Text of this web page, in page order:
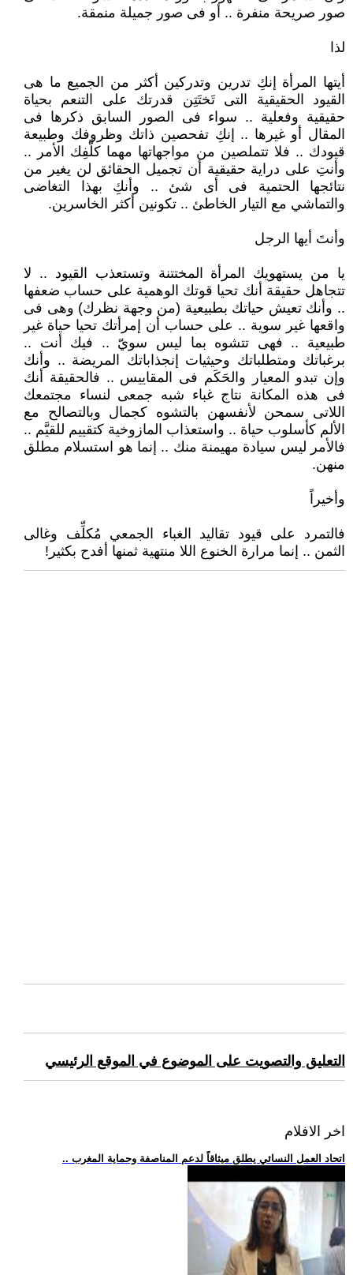
صور صريحة منفرة .. أو فى صور جميلة منمقة.
لذا
أيتها المرأة إنكِ تدرين وتدركين أكثر من الجميع ما هى
القيود الحقيقية التى تَختَتِن قدرتك على التنعم بحياة
حقيقية وفعلية .. سواء فى الصور السابق ذكرها فى
المقال أو غيرها .. إنكِ تفحصين ذاتك وظروفك وطبيعة
قيودك .. فلا تتملصين من مواجهاتها مهما كلَّفِك الأمر ..
وأنتِ على دراية حقيقية أن تجميل الحقائق لن يغير من
نتائجها الحتمية فى أى شئ .. وأنكِ بهذا التغاضى
والتماشي مع التيار الخاطئ .. تكونين أكثر الخاسرين.
وأنتَ أيها الرجل
يا من يستهويك المرأة المختتنة وتستعذب القيود .. لا
تتجاهل حقيقة أنك تحيا قوتك الوهمية على حساب ضعفها
.. وأنك تعيش حياتك بطبيعية (من وجهة نظرك) وهى فى
واقعها غير سوية .. على حساب أن إمرأتك تحيا حياة غير
طبيعية .. فهى تتشوه بما ليس سويّ .. فيك أنت ..
برغباتك ومتطلباتك وحيثيات إنجذاباتك المريضة .. وأنك
وإن تبدو المعيار والحَكَم فى المقاييس .. فالحقيقة أنك
فى هذه المكانة نتاج غباء شبه جمعى لنساء مجتمعك
اللاتى سمحن لأنفسهن بالتشوه كجمال وبالتصالح مع
الألم كأسلوب حياة .. واستعذاب المازوخية كتقييم للقيَّم ..
فالأمر ليس سيادة مهيمنة منك .. إنما هو استسلام مطلق
منهن.
وأخيراً
فالتمرد على قيود تقاليد الغباء الجمعي مُكلِّف وغالى
الثمن .. إنما مرارة الخنوع اللا منتهية ثمنها أفدح بكثير!
التعليق والتصويت على الموضوع في الموقع الرئيسي
اخر الافلام
.. اتحاد العمل النسائي يطلق ميثاقاً لدعم المناصفة وحماية المغرب